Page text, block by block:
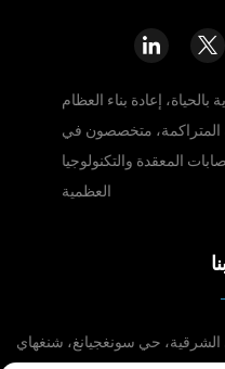
بالحياة، إعادة بناء العظام
المتراكمة، متخصصون في
المعقدة والتكنولوجيا
العظمية